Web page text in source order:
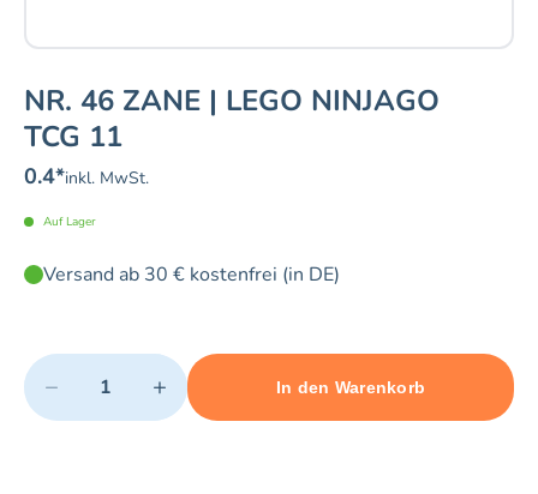
NR. 46 ZANE | LEGO NINJAGO
TCG 11
0.4*inkl. MwSt.
Auf Lager
Versand ab 30 € kostenfrei (in DE)
Quantity
− +
Minimum quantity: 1 Maximum quantity: 495
In den Warenkorb
Add 1 item to cart